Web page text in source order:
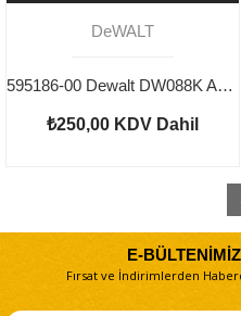
DeWALT
595186-00 Dewalt DW088K Anahtar Kiti
₺250,00 KDV Dahil
E-
Fırsat ve İndirimlerden